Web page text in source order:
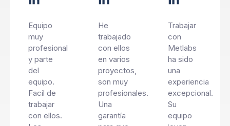
Equipo
muy
profesional
y parte
del
equipo.
Facil de
trabajar
con ellos.
He
trabajado
con ellos
en varios
proyectos,
son muy
profesionales.
Una
garantía
Trabajar
con
Metlabs
ha sido
una
experiencia
excepcional.
Su
equipo